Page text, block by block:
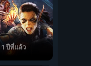
1 ปีที่แล้ว